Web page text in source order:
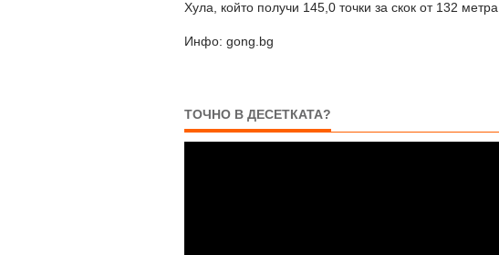
Хула, който получи 145,0 точки за скок от 132 метра.
Инфо: gong.bg
ТОЧНО В ДЕСЕТКАТА?